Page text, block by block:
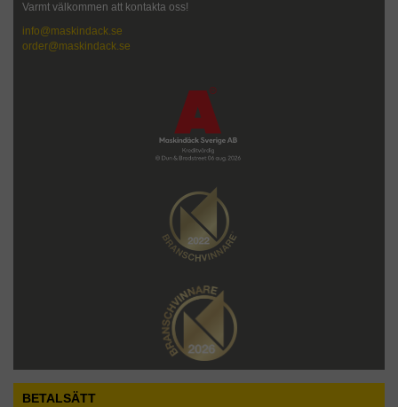
Varmt välkommen att kontakta oss!
info@maskindack.se
order@maskindack.se
BETALSÄTT